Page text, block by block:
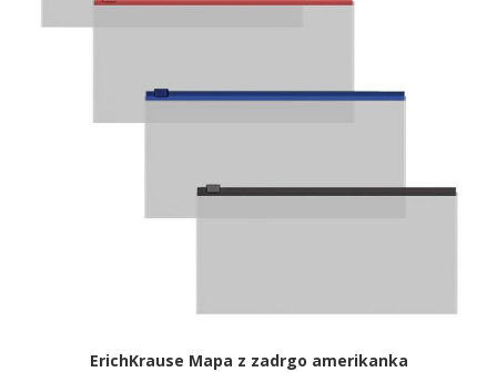
ErichKrause Mapa z zadrgo amerikanka